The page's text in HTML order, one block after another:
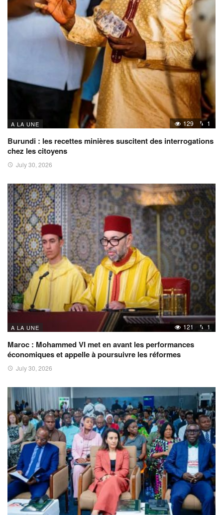
A LA UNE 129 1
Burundi : les recettes minières suscitent des interrogations
chez les citoyens
July 30, 2026
A LA UNE 121 1
Maroc : Mohammed VI met en avant les performances
économiques et appelle à poursuivre les réformes
July 30, 2026